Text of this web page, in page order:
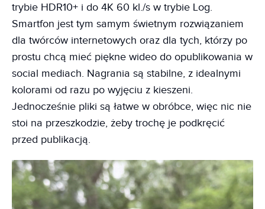
trybie HDR10+ i do 4K 60 kl./s w trybie Log.
Smartfon jest tym samym świetnym rozwiązaniem
dla twórców internetowych oraz dla tych, którzy po
prostu chcą mieć piękne wideo do opublikowania w
social mediach. Nagrania są stabilne, z idealnymi
kolorami od razu po wyjęciu z kieszeni.
Jednocześnie pliki są łatwe w obróbce, więc nic nie
stoi na przeszkodzie, żeby trochę je podkręcić
przed publikacją.